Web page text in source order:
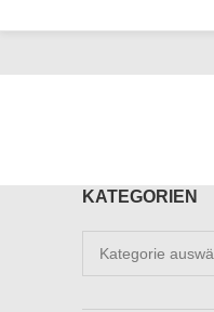
KATEGORIEN
Kategorien